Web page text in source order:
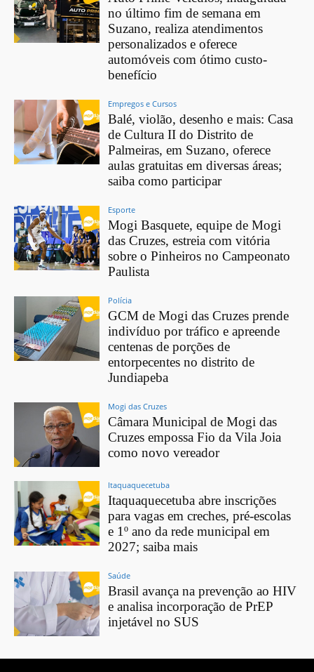
no último fim de semana em
Suzano, realiza atendimentos
personalizados e oferece
automóveis com ótimo custo-
benefício
Empregos e Cursos
Balé, violão, desenho e mais: Casa
de Cultura II do Distrito de
Palmeiras, em Suzano, oferece
aulas gratuitas em diversas áreas;
saiba como participar
Esporte
Mogi Basquete, equipe de Mogi
das Cruzes, estreia com vitória
sobre o Pinheiros no Campeonato
Paulista
Polícia
GCM de Mogi das Cruzes prende
indivíduo por tráfico e apreende
centenas de porções de
entorpecentes no distrito de
Jundiapeba
Mogi das Cruzes
Câmara Municipal de Mogi das
Cruzes empossa Fio da Vila Joia
como novo vereador
Itaquaquecetuba
Itaquaquecetuba abre inscrições
para vagas em creches, pré-escolas
e 1º ano da rede municipal em
2027; saiba mais
Saúde
Brasil avança na prevenção ao HIV
e analisa incorporação de PrEP
injetável no SUS